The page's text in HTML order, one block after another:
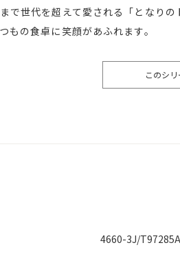
で世代を超えて愛される「となり
もの食卓に笑顔があふれます。
このシ
4660-3J/T97285A